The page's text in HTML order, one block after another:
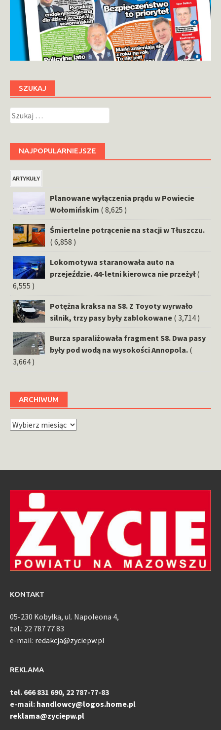
SZUKAJ
Szukaj:
NAJPOPULARNIEJSZE
ARTYKUŁY
Planowane wyłączenia prądu w Powiecie
Wołomińskim ( 8,625 )
Śmiertelne potrącenie na stacji w Tłuszczu.
( 6,858 )
Lokomotywa staranowała auto na
przejeździe. 44-letni kierowca nie przeżył (
6,555 )
Potężna kraksa na S8. Z Toyoty wyrwało
silnik, trzy pasy były zablokowane ( 3,714 )
Burza sparaliżowała fragment S8. Dwa pasy
były pod wodą na wysokości Annopola. (
3,664 )
ARCHIWUM
Archiwum
KONTAKT
05-230 Kobyłka, ul. Napoleona 4,
tel.: 22 787 77 83
e-mail: redakcja@zyciepw.pl
REKLAMA
tel. 666 831 690, 22 787-77-83
e-mail: handlowcy@logos.home.pl
reklama@zyciepw.pl